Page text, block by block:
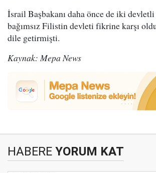
İsrail Başbakanı daha önce de iki
bağımsız Filistin devleti fikrine karşı
dile getirmişti.
Kaynak: Mepa News
HABERE YORUM KAT